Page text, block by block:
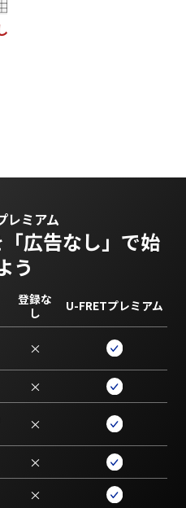
レミアム
「広告なし」で始
う
登録な
し
U-FRETプレミアム
×
×
×
×
×